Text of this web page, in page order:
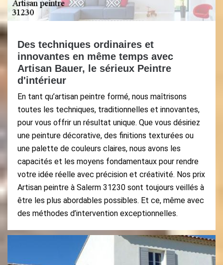
Des techniques ordinaires et
innovantes en même temps avec
Artisan Bauer, le sérieux Peintre
d'intérieur
En tant qu’artisan peintre formé, nous maîtrisons
toutes les techniques, traditionnelles et innovantes,
pour vous offrir un résultat unique. Que vous désiriez
une peinture décorative, des finitions texturées ou
une palette de couleurs claires, nous avons les
capacités et les moyens fondamentaux pour rendre
votre idée réelle avec précision et créativité. Nos prix
Artisan peintre à Salerm 31230 sont toujours veillés à
être les plus abordables possibles. Et ce, même avec
des méthodes d’intervention exceptionnelles.